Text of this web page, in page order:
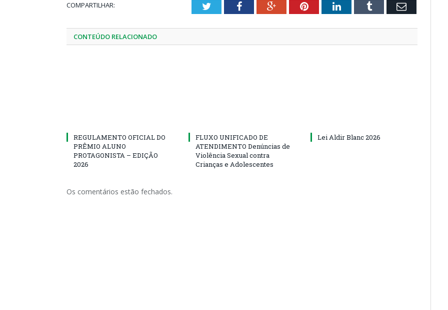
COMPARTILHAR: TwitterFacebookGoogle+PinterestLinkedInTumblr Email
CONTEÚDO RELACIONADO
REGULAMENTO OFICIAL DO
PRÊMIO ALUNO
PROTAGONISTA – EDIÇÃO
2026
FLUXO UNIFICADO DE
ATENDIMENTO Denúncias de
Violência Sexual contra
Crianças e Adolescentes
Lei Aldir Blanc 2026
Os comentários estão fechados.